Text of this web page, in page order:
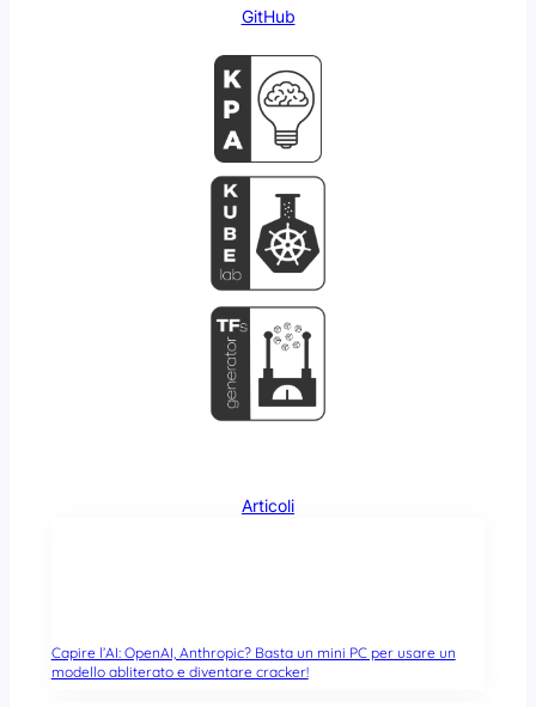
GitHub
Articoli
Capire l’AI: OpenAI, Anthropic? Basta un mini PC per usare un
modello abliterato e diventare cracker!